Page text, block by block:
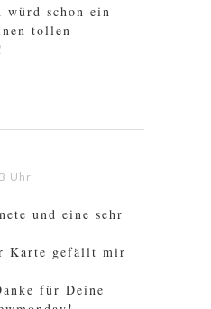
würd schon ein
tollen
Uhr
und eine sehr
Karte gefällt mir
für Deine